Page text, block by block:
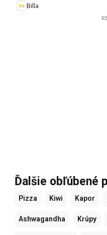
Billa
Ďalšie obľúbené
Pizza Kiwi Kapor
Ashwagandha Krúpy